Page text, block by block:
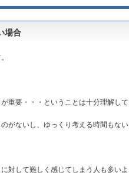
場合
重要・・・ということは十分理解して
がないし、ゆっくり考える時間もな
対して難しく感じてしまう人も多い